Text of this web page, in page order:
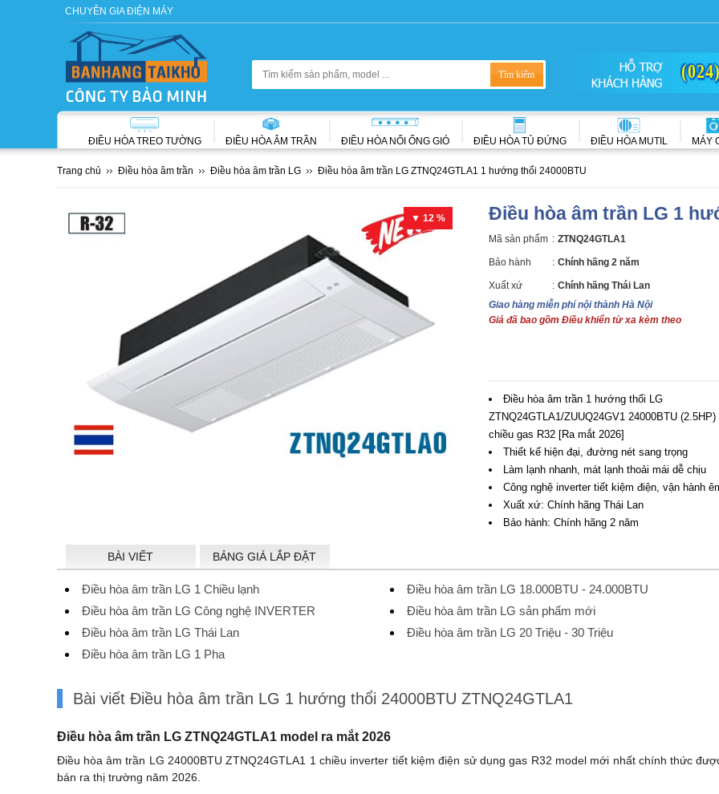
CHUYÊN GIA ĐIỆN MÁY
ĐIỀU HÒA TREO TƯỜNG ĐIỀU HÒA ÂM TRẦN ĐIỀU HÒA NỐI ỐNG GIÓ ĐIỀU HÒA TỦ ĐỨNG ĐIỀU HÒA MUTIL MÁY
Trang chủ Điều hòa âm trần Điều hòa âm trần LG Điều hòa âm trần LG ZTNQ24GTLA1 1 hướng thổi 24000BTU
▼ 12 % Điều hòa âm trần LG 1
Mã sản phẩm : ZTNQ24GTLA1
Bảo hành : Chính hãng 2 năm
Xuất xứ : Chính hãng Thái Lan
Giao hàng miễn phí nội thành Hà Nội
Giá đã bao gồm Điều khiển từ xa kèm theo
Điều hòa âm trần 1 hướng thổi LG
ZTNQ24GTLA1/ZUUQ24GV1 24000BTU (2.5HP)
chiều gas R32 [Ra mắt 2026]
Thiết kế hiện đại, đường nét sang trọng
Làm lạnh nhanh, mát lạnh thoải mái dễ chịu
Công nghệ inverter tiết kiệm điện, vận hành
Xuất xứ: Chính hãng Thái Lan
Bảo hành: Chính hãng 2 năm
BÀI VIẾT BẢNG GIÁ LẮP ĐẶT
Điều hòa âm trần LG 1 Chiều lạnh
Điều hòa âm trần LG 18.000BTU - 24.000BTU
Điều hòa âm trần LG Công nghệ INVERTER
Điều hòa âm trần LG sản phẩm mới
Điều hòa âm trần LG Thái Lan
Điều hòa âm trần LG 20 Triệu - 30 Triệu
Điều hòa âm trần LG 1 Pha
Bài viết Điều hòa âm trần LG 1 hướng thổi 24000BTU ZTNQ24GTLA1
Điều hòa âm trần LG ZTNQ24GTLA1 model ra mắt 2026
Điều hòa âm trần LG 24000BTU ZTNQ24GTLA1 1 chiều inverter tiết kiệm điện sử dụng gas R32 model mới nhất chính thức
bán ra thị trường năm 2026.